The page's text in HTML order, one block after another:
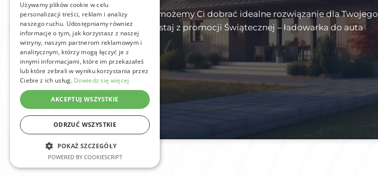
Zostaw kontakt, a my pomożemy Ci dobrać idealne rozwiązanie dla Twojego
domu lub firmy – i skorzystaj z promocji Świątecznej – ładowarka do auta
gratis!
Używamy plików cookie w celu
personalizacji treści, reklam i analizy
naszego ruchu. Udostępniamy również
informacje o tym, jak korzystasz z naszej
witryny, naszym partnerom reklamowym i
analitycznym, którzy mogą łączyć je z
innymi informacjami, które im przekazałeś
lub które zebrali w wyniku korzystania przez
Ciebie z ich usług. Dowiedz się więcej
AKCEPTUJ WSZYSTKIE
ODRZUĆ WSZYSTKIE
POKAŻ SZCZEGÓŁY
POWERED BY COOKIESCRIPT